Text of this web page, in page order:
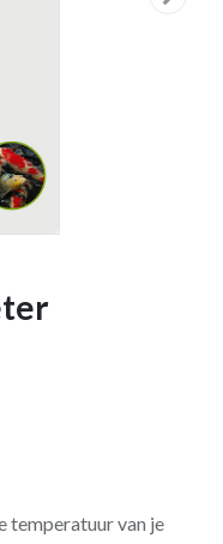
temperatuur van je